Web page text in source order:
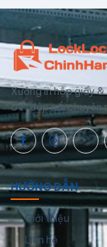
Xưởng in hộp giấy
UV, dập nổi chuyên
HƯỚNG DẪN
Giới thiệu
Liên hệ